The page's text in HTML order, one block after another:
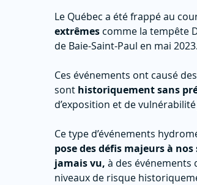
Le Québec a été frappé au
extrêmes comme la tempête
de Baie-Saint-Paul en mai 2023.
Ces événements ont causé
sont historiquement sans
d’exposition et de
Ce type d’événements
pose des défis majeurs à nos
jamais vu, à des
niveaux de risque